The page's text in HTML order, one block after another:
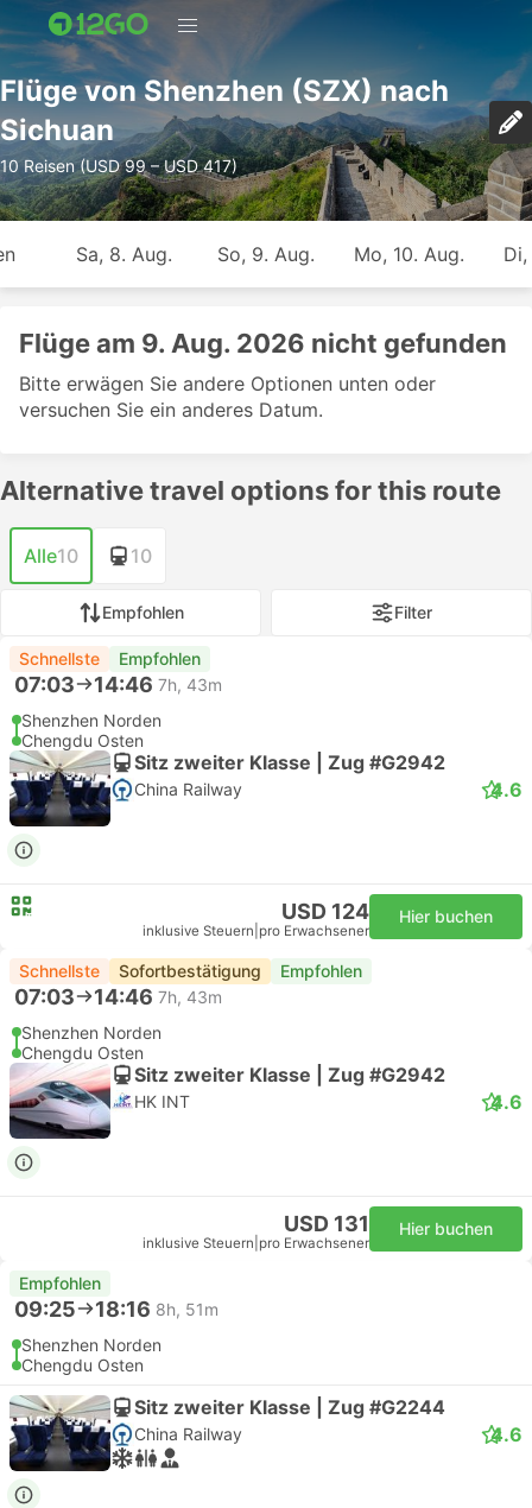
Flüge von Shenzhen (SZX) nach
Sichuan
10 Reisen (USD 99 – USD 417)
Sa, 8. Aug. So, 9. Aug. Mo, 10. Aug. Di,
Flüge am 9. Aug. 2026 nicht gefunden
Bitte erwägen Sie andere Optionen unten oder
versuchen Sie ein anderes Datum.
Alternative travel options for this route
Alle10 10
Empfohlen Filter
Schnellste Empfohlen
07:03 14:46 7h, 43m
Shenzhen Norden
Chengdu Osten
Sitz zweiter Klasse | Zug #G2942
China Railway 4.6
USD 124
inklusive Steuern pro Erwachsener
Hier buchen
Schnellste Sofortbestätigung Empfohlen
07:03 14:46 7h, 43m
Shenzhen Norden
Chengdu Osten
Sitz zweiter Klasse | Zug #G2942
HK INT 4.6
USD 131
inklusive Steuern pro Erwachsener
Hier buchen
Empfohlen
09:25 18:16 8h, 51m
Shenzhen Norden
Chengdu Osten
Sitz zweiter Klasse | Zug #G2244
China Railway 4.6